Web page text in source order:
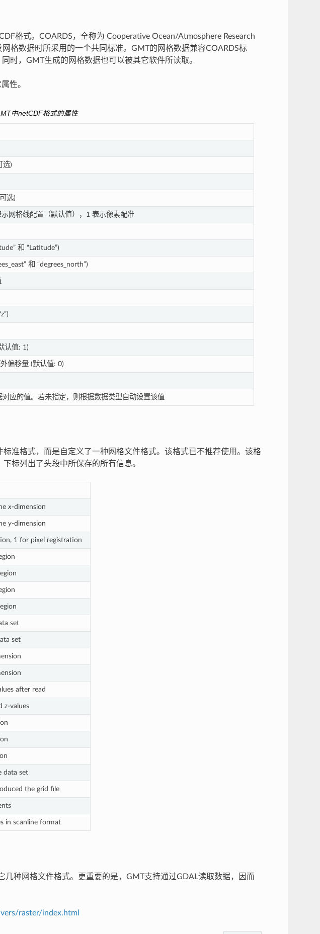
格式。COARDS，全称为 Cooperative Ocean/Atmosphere Research
格数据时所采用的一个共同标准。GMT的网格数据兼容COARDS标
时，GMT生成的网格数据也可以被其它软件所读取。
性。
中netCDF格式的属性
选)
选)
网格线配置（默认值），1 表示像素配准
和 “Latitude”)
和 “degrees_north”)
认值: 1)
偏移量 (默认值: 0)
应的值。若未指定，则根据数据类型自动设置该值
准格式，而是自定义了一种网格文件格式。该格式已不推荐使用。该格
标列出了头段中所保存的所有信息。
x-dimension
y-dimension
1 for pixel registration
set
set
after read
z-values
data set
the grid file
in scanline format
种网格文件格式。更重要的是，GMT支持通过GDAL读取数据，因而
raster/index.html